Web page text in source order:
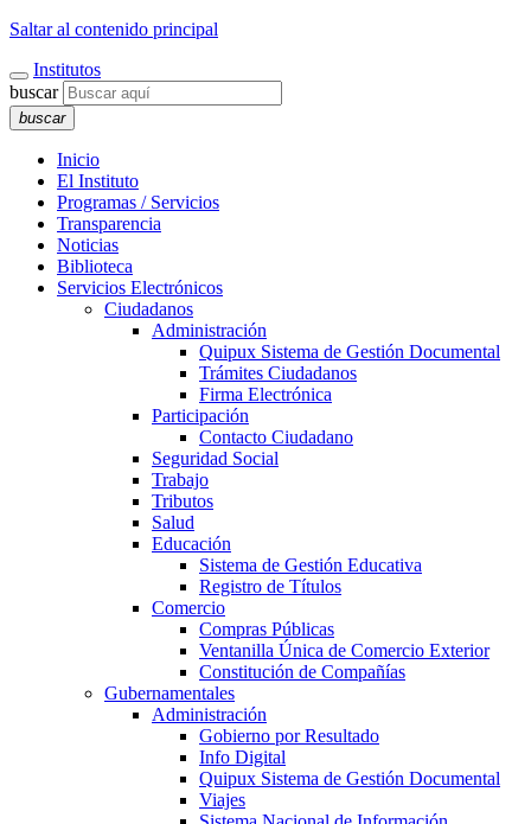
Saltar al contenido principal
Institutos
buscar
buscar
Inicio
El Instituto
Programas / Servicios
Transparencia
Noticias
Biblioteca
Servicios Electrónicos
Ciudadanos
Administración
Quipux Sistema de Gestión Documental
Trámites Ciudadanos
Firma Electrónica
Participación
Contacto Ciudadano
Seguridad Social
Trabajo
Tributos
Salud
Educación
Sistema de Gestión Educativa
Registro de Títulos
Comercio
Compras Públicas
Ventanilla Única de Comercio Exterior
Constitución de Compañías
Gubernamentales
Administración
Gobierno por Resultado
Info Digital
Quipux Sistema de Gestión Documental
Viajes